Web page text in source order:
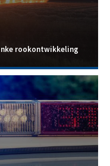
rookontwikkeling